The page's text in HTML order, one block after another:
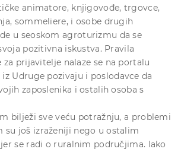
animatore, knjigovođe, trgovce,
sommeliere, i osobe drugih
u seoskom agroturizmu da se
pozitivna iskustva. Pravila
prijavitelje nalaze se na portalu
iz Udruge pozivaju i poslodavce da
zaposlenika i ostalih osoba s
bilježi sve veću potražnju, a problemi
su još izraženiji nego u ostalim
se radi o ruralnim područjima. Iako